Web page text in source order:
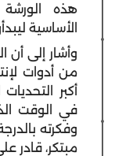
هذه الورشة
الأساسية
وأشار إلى أن
من أدوات
أكبر
في الوقت
وفكرته
مبتكر، قادر